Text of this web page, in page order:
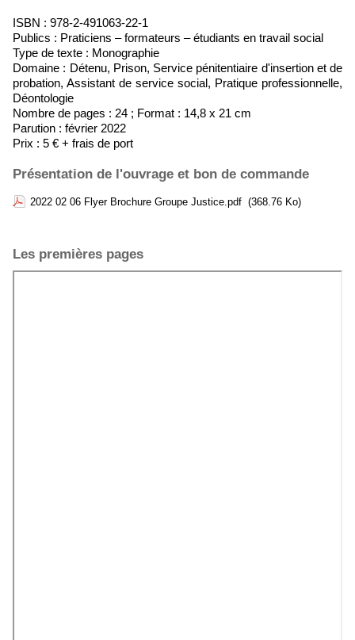
ISBN : 978-2-491063-22-1
Publics : Praticiens – formateurs – étudiants en travail social
Type de texte : Monographie
Domaine : Détenu, Prison, Service pénitentiaire d'insertion et de
probation, Assistant de service social, Pratique professionnelle,
Déontologie
Nombre de pages : 24 ; Format : 14,8 x 21 cm
Parution : février 2022
Prix : 5 € + frais de port
Présentation de l'ouvrage et bon de commande
2022 02 06 Flyer Brochure Groupe Justice.pdf (368.76 Ko)
Les premières pages